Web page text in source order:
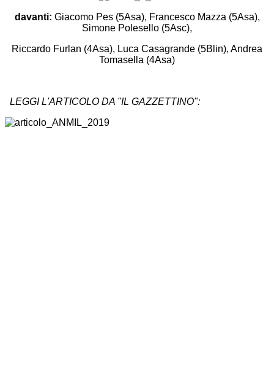
davanti: Giacomo Pes (5Asa), Francesco Mazza (5Asa),
Simone Polesello (5Asc),
Riccardo Furlan (4Asa), Luca Casagrande (5Blin), Andrea
Tomasella (4Asa)
LEGGI L'ARTICOLO DA "IL GAZZETTINO":